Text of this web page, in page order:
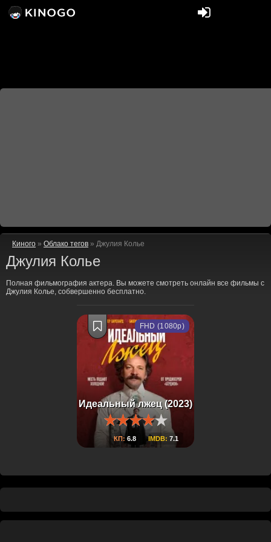
Киного » Облако тегов » Джулия Колье
Джулия Колье
Полная фильмография актера. Вы можете смотреть онлайн все фильмы с
Джулия Колье, собвершенно бесплатно.
Идеальный лжец (2023)
КП: 6.8 IMDB: 7.1
FHD (1080p)